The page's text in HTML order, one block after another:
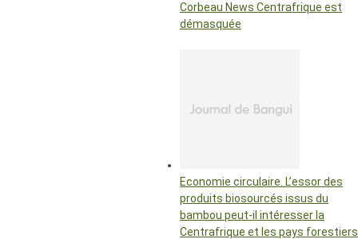
Corbeau News Centrafrique est
démasquée
Economie circulaire. L’essor des
produits biosourcés issus du
bambou peut-il intéresser la
Centrafrique et les pays forestiers